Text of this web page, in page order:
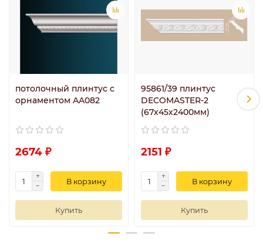
потолочный плинтус с
орнаментом AA082
2674 ₽
В корзину
Купить
95861/39 плинтус
DECOMASTER-2
(67х45х2400мм)
2151 ₽
В корзину
Купить